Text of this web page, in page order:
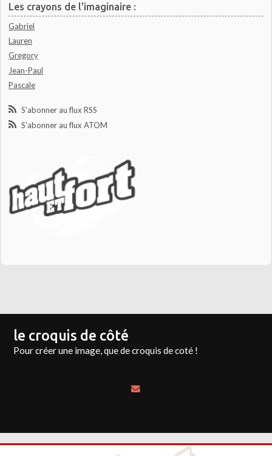
Les crayons de l'imaginaire :
Gabriel
Lauren
Gregory
Jean-Paul
Pascale
S'abonner au flux RSS
S'abonner au flux ATOM
le croquis de côté
Pour créer une image, que de croquis de coté !